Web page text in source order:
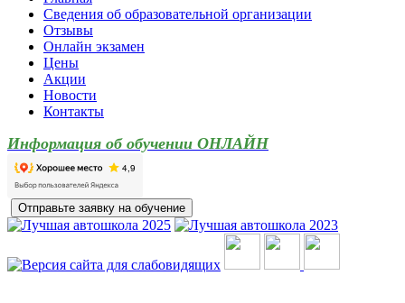
Сведения об образовательной организации
Отзывы
Онлайн экзамен
Цены
Акции
Новости
Контакты
Информация об обучении ОНЛАЙН